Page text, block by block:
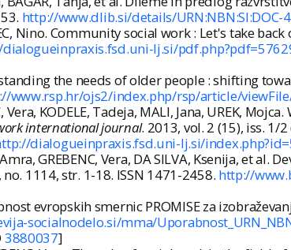
http://www.dlib.si/details/URN:NBN:SI:DOC-
Nino. Community social work : Let's take
lj.si/
the needs of older people : shifting
www.rsp.hr/ojs2/index.php/rsp/article/
Vera, KODELE, Tadeja, MALI, Jana, UREK,
international journal. 2013, vol. 2 (15), iss. 1/
dialogueinpraxis.fsd.uni-lj.si/
Amra, GREBENC, Vera, DA SILVA, Ksenija,
no. 1114, str. 1-18. ISSN 1471-2458. http://
evropskih smernic PROMISE za
socialnodelo.si/mma/
3880037]